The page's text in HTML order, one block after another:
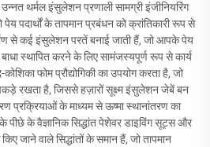
थर्मल इंसुलेशन प्रणाली सामग्री इंजीनियरिंग
पदार्थों के तापमान प्रबंधन को क्रांतिकारी रूप से
से कई इंसुलेशन परतें बनाई जाती हैं, जो आपके पेय
स्थापित करने के लिए सामंजस्यपूर्ण रूप से कार्य
फोम प्रौद्योगिकी का उपयोग करता है, जो
रखता है, जिससे हज़ारों सूक्ष्म इंसुलेशन जेबें बन
प्रक्रियाओं के माध्यम से ऊष्मा स्थानांतरण का
के पीछे के वैज्ञानिक सिद्धांत पेशेवर डाइविंग सूट्स और
जाने वाले सिद्धांतों के समान हैं, जो तापमान